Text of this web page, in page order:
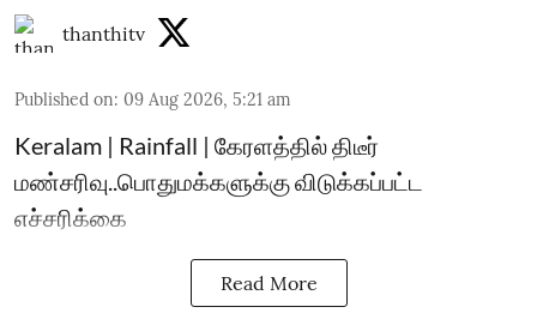
thanthitv
Published on: 09 Aug 2026, 5:21 am
Keralam | Rainfall | கேரளத்தில் திடீர்
மண்சரிவு..பொதுமக்களுக்கு விடுக்கப்பட்ட
எச்சரிக்கை
Read More